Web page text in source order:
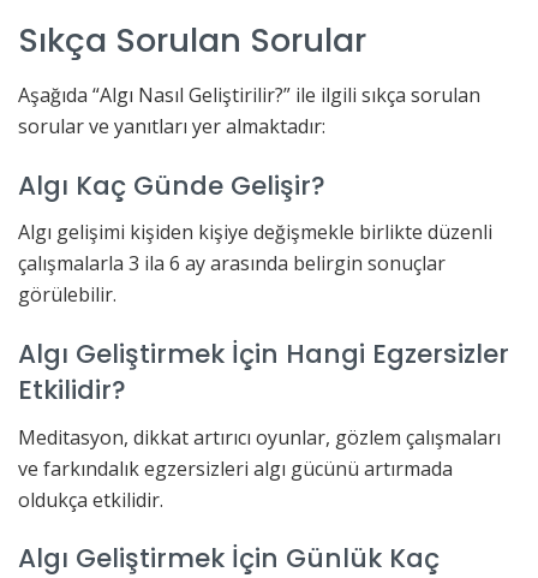
Sıkça Sorulan Sorular
Aşağıda “Algı Nasıl Geliştirilir?” ile ilgili sıkça sorulan
sorular ve yanıtları yer almaktadır:
Algı Kaç Günde Gelişir?
Algı gelişimi kişiden kişiye değişmekle birlikte düzenli
çalışmalarla 3 ila 6 ay arasında belirgin sonuçlar
görülebilir.
Algı Geliştirmek İçin Hangi Egzersizler
Etkilidir?
Meditasyon, dikkat artırıcı oyunlar, gözlem çalışmaları
ve farkındalık egzersizleri algı gücünü artırmada
oldukça etkilidir.
Algı Geliştirmek İçin Günlük Kaç